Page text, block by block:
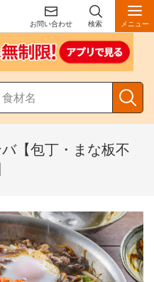
お問い合わせ 検索 メニュー
【包丁・まな板不